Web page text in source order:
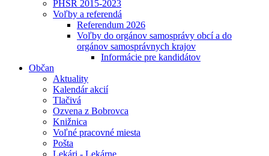
PHSR 2015-2023
Voľby a referendá
Referendum 2026
Voľby do orgánov samosprávy obcí a do
orgánov samosprávnych krajov
Informácie pre kandidátov
Občan
Aktuality
Kalendár akcií
Tlačivá
Ozvena z Bobrovca
Knižnica
Voľné pracovné miesta
Pošta
Lekári - Lekárne